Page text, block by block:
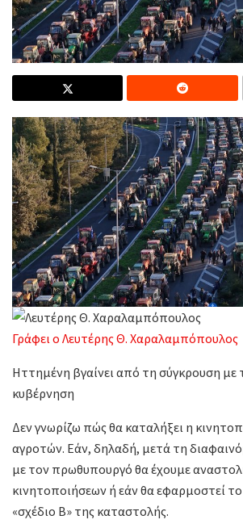
Γράφει ο Λευτέρης Θ. Χαραλαμπόπουλος
Ηττημένη βγαίνει από τη σύγκρουση με
κυβέρνηση
Δεν γνωρίζω πώς θα καταλήξει η
αγροτών. Εάν, δηλαδή, μετά τη
με τον πρωθυπουργό θα έχουμε
κινητοποιήσεων ή εάν θα εφαρμοστεί
«σχέδιο Β» της καταστολής.